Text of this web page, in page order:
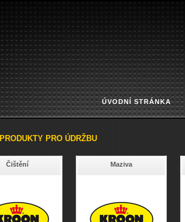
ÚVODNÍ STRÁNKA
PRODUKTY PRO ÚDRŽBU
Čištění Maziva